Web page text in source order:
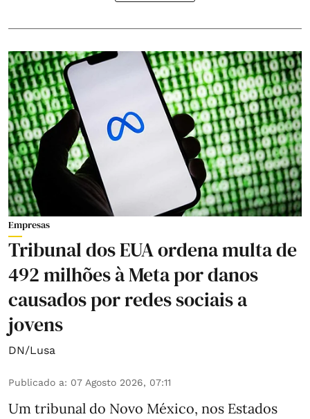
Empresas
Tribunal dos EUA ordena multa de
492 milhões à Meta por danos
causados por redes sociais a
jovens
DN/Lusa
Publicado a: 07 Agosto 2026, 07:11
Um tribunal do Novo México, nos Estados